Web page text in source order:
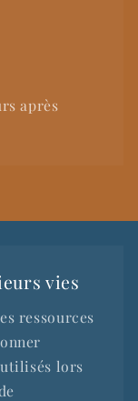
après
vies
ressources
lors